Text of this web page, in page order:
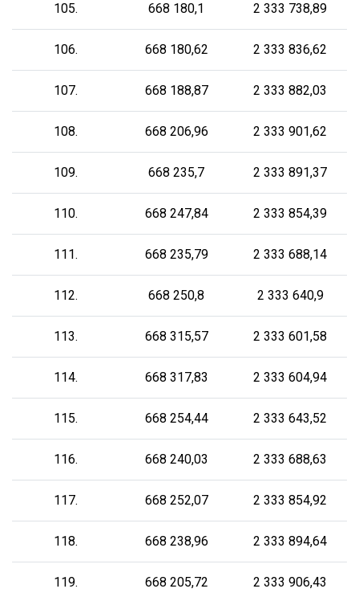
105. 668 180,1 2 333 738,89
106. 668 180,62 2 333 836,62
107. 668 188,87 2 333 882,03
108. 668 206,96 2 333 901,62
109. 668 235,7 2 333 891,37
110. 668 247,84 2 333 854,39
111. 668 235,79 2 333 688,14
112. 668 250,8 2 333 640,9
113. 668 315,57 2 333 601,58
114. 668 317,83 2 333 604,94
115. 668 254,44 2 333 643,52
116. 668 240,03 2 333 688,63
117. 668 252,07 2 333 854,92
118. 668 238,96 2 333 894,64
119. 668 205,72 2 333 906,43